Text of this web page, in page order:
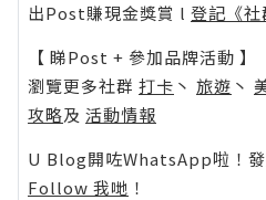
出Post賺現金獎賞 l 登記《社
【 睇Post + 參加品牌活動 】
瀏覽更多社群 打卡 丶 旅遊 丶
攻略及 活動情報
U Blog開咗WhatsApp啦！發
Follow 我哋 ！